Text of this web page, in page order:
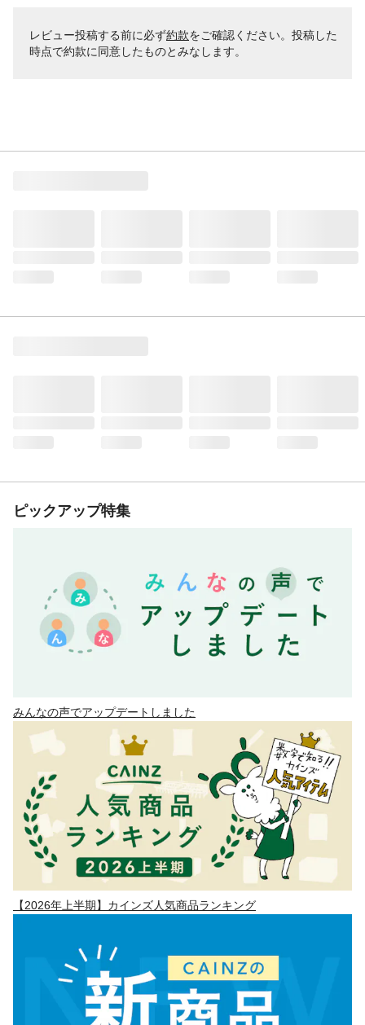
レビュー投稿する前に必ず約款をご確認ください。投稿した
時点で約款に同意したものとみなします。
ピックアップ特集
みんなの声でアップデートしました
【2026年上半期】カインズ人気商品ランキング